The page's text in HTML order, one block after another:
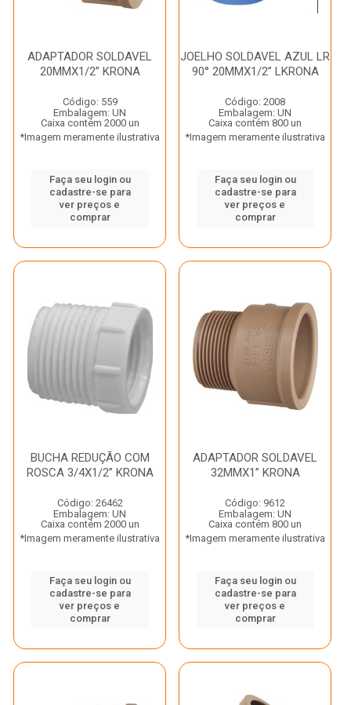
ADAPTADOR SOLDAVEL
20MMX1/2” KRONA
Código: 559
Embalagem: UN
Caixa contém 2000 un
*Imagem meramente ilustrativa
Faça seu login ou
cadastre-se para
ver preços e
comprar
JOELHO SOLDAVEL AZUL LR
90° 20MMX1/2” LKRONA
Código: 2008
Embalagem: UN
Caixa contém 800 un
*Imagem meramente ilustrativa
Faça seu login ou
cadastre-se para
ver preços e
comprar
BUCHA REDUÇÃO COM
ROSCA 3/4X1/2” KRONA
Código: 26462
Embalagem: UN
Caixa contém 2000 un
*Imagem meramente ilustrativa
Faça seu login ou
cadastre-se para
ver preços e
comprar
ADAPTADOR SOLDAVEL
32MMX1” KRONA
Código: 9612
Embalagem: UN
Caixa contém 800 un
*Imagem meramente ilustrativa
Faça seu login ou
cadastre-se para
ver preços e
comprar